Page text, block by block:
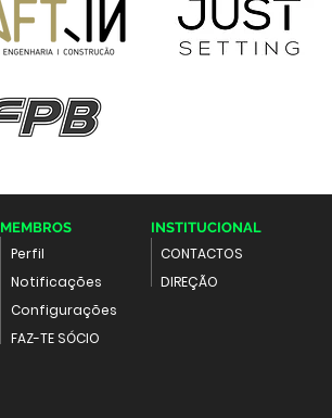
MEMBROS
Perfil
Notificações
Configurações
FAZ-TE SÓCIO
INSTITUCIONAL
CONTACTOS
DIREÇÃO